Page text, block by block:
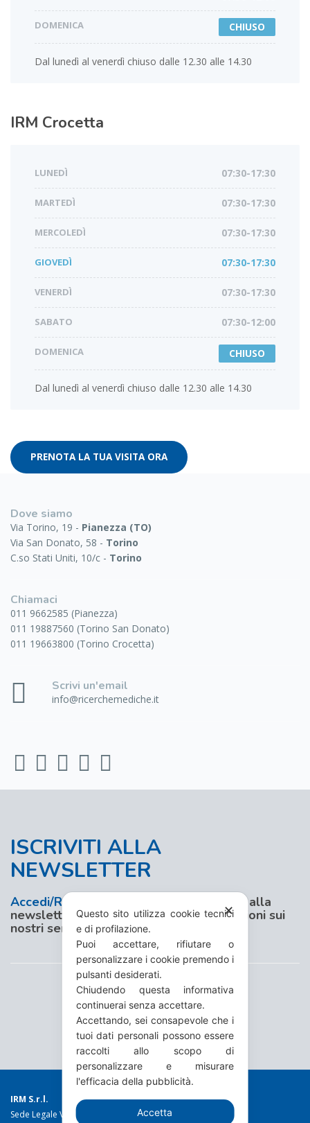
DOMENICA CHIUSO
Dal lunedì al venerdì chiuso dalle 12.30 alle 14.30
IRM Crocetta
LUNEDÌ 07:30-17:30
MARTEDÌ 07:30-17:30
MERCOLEDÌ 07:30-17:30
GIOVEDÌ 07:30-17:30
VENERDÌ 07:30-17:30
SABATO 07:30-12:00
DOMENICA CHIUSO
Dal lunedì al venerdì chiuso dalle 12.30 alle 14.30
PRENOTA LA TUA VISITA ORA
Dove siamo
Via Torino, 19 - Pianezza (TO)
Via San Donato, 58 - Torino
C.so Stati Uniti, 10/c - Torino
Chiamaci
011 9662585 (Pianezza)
011 19887560 (Torino San Donato)
011 19663800 (Torino Crocetta)
Scrivi un'email
info@ricerchemediche.it
ISCRIVITI ALLA
NEWSLETTER
Accedi/Registrati al nostro sito e iscriviti alla
newsletter per aggiornamenti e promozioni sui
nostri servizi
IRM S.r.l.
Sede Legale Via Torino 19 - 10044 Pianezza (TO)
✕
Questo sito utilizza cookie tecnici
e di profilazione.
Puoi accettare, rifiutare o
personalizzare i cookie premendo i
pulsanti desiderati.
Chiudendo questa informativa
continuerai senza accettare.
Accettando, sei consapevole che i
tuoi dati personali possono essere
raccolti allo scopo di
personalizzare e misurare
l'efficacia della pubblicità.
Accetta